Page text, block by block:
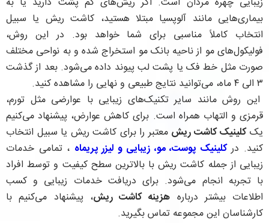
بیماری‌هایی مانند آلوپسیا مبتلا هستید، کاشت ریش یا سبیل
انتخاب کاملاً مناسبی برای شما خواهد بود. در این روش،
فولیکول‌های مو از ناحیه بانک مو استخراج شده و به نواحی مختلف
صورت مثل خط فک یا پشت لب پیوند داده می‌شود. بعد از گذشت
۳ الی ۴ ماه، می‌توانید نتایج طبیعی و نهایی را مشاهده کنید.
این روش مانند سایر تکنیک‌های زیبایی با عوارضی مثل تورم،
قرمزی و التهاب همراه است. برای کاهش عوارض، پیشنهاد می‌کنیم
یککلینیک کاشت ریش معتبر را برای کاشت ریش یا سبیل انتخاب
کنید. درکلینیک پوست، مو، زیبایی و لیزر پریماه ، تمامی خدمات
زیبایی از جمله کاشت ریش با بالاترین سطح کیفیت و توسط افراد
با تجربه انجام می‌شود. برای دریافت خدمات زیبایی و کسب
اطلاعات بیشتر درباره هزینه کاشت ریش، پیشنهاد می‌کنیم با
کارشناسان این مجموعه تماس بگیرید.